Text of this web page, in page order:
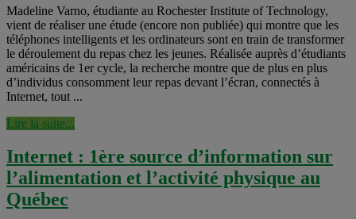
Madeline Varno, étudiante au Rochester Institute of Technology,
vient de réaliser une étude (encore non publiée) qui montre que les
téléphones intelligents et les ordinateurs sont en train de transformer
le déroulement du repas chez les jeunes. Réalisée auprès d’étudiants
américains de 1er cycle, la recherche montre que de plus en plus
d’individus consomment leur repas devant l’écran, connectés à
Internet, tout ...
Lire la suite...
Internet : 1ère source d’information sur
l’alimentation et l’activité physique au
Québec